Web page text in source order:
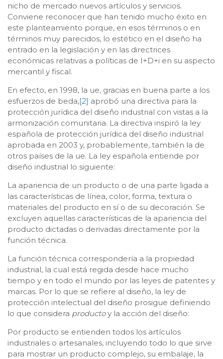
nicho de mercado nuevos artículos y servicios.
Conviene reconocer que han tenido mucho éxito en
este planteamiento porque, en esos términos o en
términos muy parecidos, lo estético en el diseño ha
entrado en la legislación y en las directrices
económicas relativas a políticas de I+D+i en su aspecto
mercantil y fiscal.
En efecto, en 1998, la ue, gracias en buena parte a los
esfuerzos de beda,[2] aprobó una directiva para la
protección jurídica del diseño industrial con vistas a la
armonización comunitaria. La directiva inspiró la ley
española de protección jurídica del diseño industrial
aprobada en 2003 y, probablemente, también la de
otros países de la ue. La ley española entiende por
diseño industrial lo siguiente:
La apariencia de un producto o de una parte ligada a
las características de línea, color, forma, textura o
materiales del producto en sí o de su decoración. Se
excluyen aquellas características de la apariencia del
producto dictadas o derivadas directamente por la
función técnica.
La función técnica correspondería a la propiedad
industrial, la cual está regida desde hace mucho
tiempo y en todo el mundo por las leyes de patentes y
marcas. Por lo que se refiere al diseño, la ley de
protección intelectual del diseño prosigue definiendo
lo que considera productoy la acción del diseño:
Por producto se entienden todos los artículos
industriales o artesanales, incluyendo todo lo que sirve
para mostrar un producto complejo, su embalaje, la